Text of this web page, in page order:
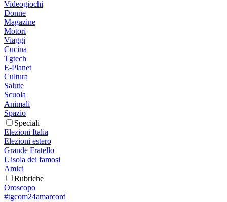
Videogiochi
Donne
Magazine
Motori
Viaggi
Cucina
Tgtech
E-Planet
Cultura
Salute
Scuola
Animali
Spazio
Speciali
Elezioni Italia
Elezioni estero
Grande Fratello
L'isola dei famosi
Amici
Rubriche
Oroscopo
#tgcom24amarcord